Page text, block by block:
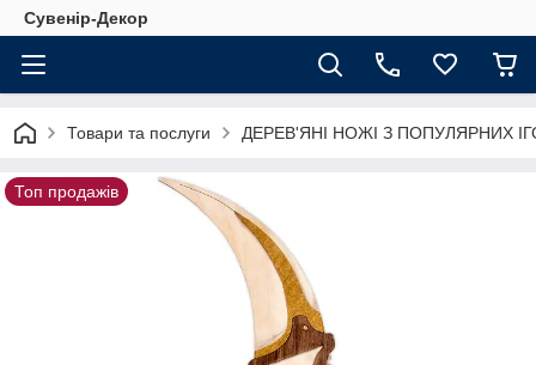
Сувенір-Декор
Товари та послуги ДЕРЕВ'ЯНІ НОЖІ З ПОПУЛЯРНИХ
Топ продажів